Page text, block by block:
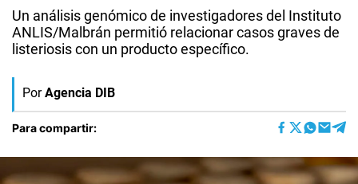
Un análisis genómico de investigadores del Instituto
ANLIS/Malbrán permitió relacionar casos graves de
listeriosis con un producto específico.
Por Agencia DIB
Para compartir: